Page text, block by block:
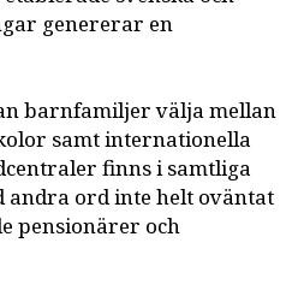
genererar en
barnfamiljer välja mellan
samt internationella
finns i samtliga
andra ord inte helt oväntat
pensionärer och